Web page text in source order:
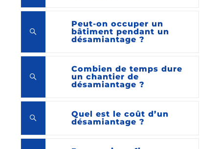
Peut-on occuper un
bâtiment pendant un
désamiantage ?
Combien de temps dure
un chantier de
désamiantage ?
Quel est le coût d’un
désamiantage ?